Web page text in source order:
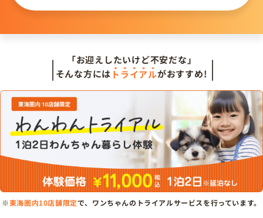
「お迎えしたいけど不安だな」
そんな方には トライアルがおすすめ!
※東海圏内10店舗限定で、ワンちゃんのトライアルサービスを行っています。